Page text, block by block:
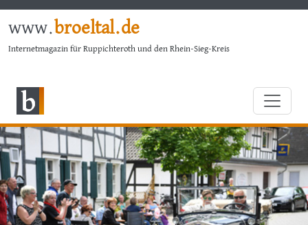
www.broeltal.de
Internetmagazin für Ruppichteroth und den Rhein-Sieg-Kreis